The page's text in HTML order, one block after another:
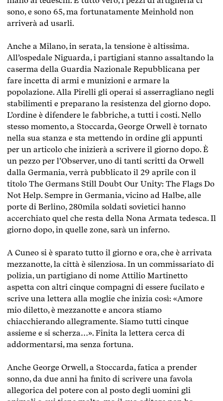
sono, e sono 65, ma fortunatamente Meinhold non
arriverà ad usarli.
Anche a Milano, in serata, la tensione è altissima.
All’ospedale Niguarda, i partigiani stanno assaltando la
caserma della Guardia Nazionale Repubblicana per
fare incetta di armi e munizioni e armare la
popolazione. Alla Pirelli gli operai si asserragliano negli
stabilimenti e preparano la resistenza del giorno dopo.
L’ordine è difendere le fabbriche, a tutti i costi. Nello
stesso momento, a Stoccarda, George Orwell è tornato
nella sua stanza e sta mettendo in ordine gli appunti
per un articolo che inizierà a scrivere il giorno dopo. È
un pezzo per l’Observer, uno di tanti scritti da Orwell
dalla Germania, verrà pubblicato il 29 aprile con il
titolo The Germans Still Doubt Our Unity: The Flags Do
Not Help. Sempre in Germania, vicino ad Halbe, alle
porte di Berlino, 280mila soldati sovietici hanno
accerchiato quel che resta della Nona Armata tedesca. Il
giorno dopo, in quelle zone, sarà un inferno.
A Cuneo si è sparato tutto il giorno e ora, che è arrivata
mezzanotte, la città è silenziosa. In un commissariato di
polizia, un partigiano di nome Attilio Martinetto
aspetta con altri cinque compagni di essere fucilato e
scrive una lettera alla moglie che inizia così: «Amore
mio diletto, è mezzanotte e ancora stiamo
chiacchierando allegramente. Siamo tutti cinque
assieme e si scherza…». Finita la lettera cerca di
addormentarsi, ma senza fortuna.
Anche George Orwell, a Stoccarda, fatica a prender
sonno, da due anni ha finito di scrivere una favola
allegorica del potere con al posto degli uomini gli